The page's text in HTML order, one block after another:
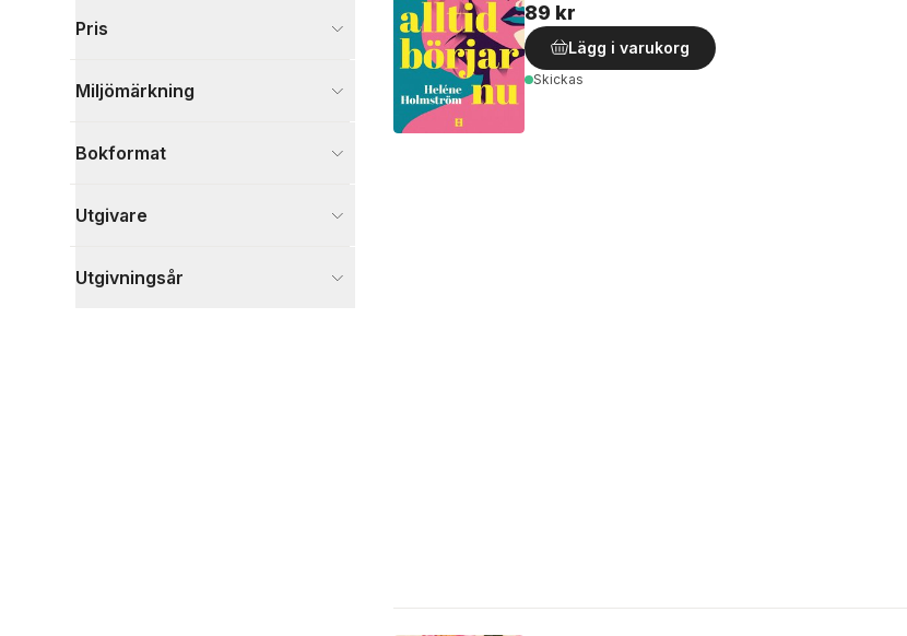
Visa fler
Pris
Miljömärkning
Bokformat
Utgivare
Utgivningsår
89 kr
Lägg i varukorg
Skickas